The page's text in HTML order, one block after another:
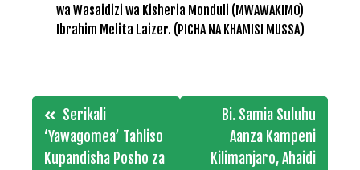
wa Wasaidizi wa Kisheria Monduli (MWAWAKIMO)
Ibrahim Melita Laizer. (PICHA NA KHAMISI MUSSA)
Post
navigation
Serikali
‘Yawagomea’ Tahliso
Kupandisha Posho za
Bi. Samia Suluhu
Aanza Kampeni
Kilimanjaro, Ahaidi